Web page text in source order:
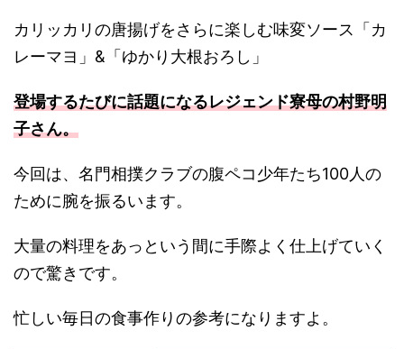
カリッカリの唐揚げをさらに楽しむ味変ソース「カ
レーマヨ」&「ゆかり大根おろし」
登場するたびに話題になるレジェンド寮母の村野明
子さん。
今回は、名門相撲クラブの腹ペコ少年たち100人の
ために腕を振るいます。
大量の料理をあっという間に手際よく仕上げていく
ので驚きです。
忙しい毎日の食事作りの参考になりますよ。